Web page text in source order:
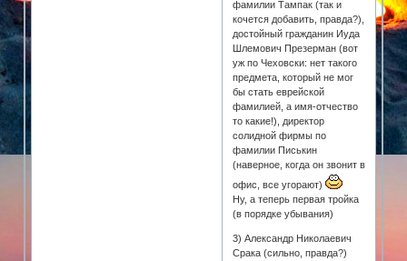
фамилии Тампак (так и
кочется добавить, правда?),
достойный гражданин Иуда
Шлемович Презерман (вот
уж по Чеховски: нет такого
предмета, который не мог
бы стать еврейской
фамилией, а имя-отчество
то какие!), директор
солидной фирмы по
фамилии Писькин
(наверное, когда он звонит в
офис, все угорают)
Ну, а теперь первая тройка
(в порядке убывания)
3) Александр Николаевич
Срака (сильно, правда?)